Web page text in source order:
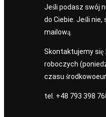
Jeśli podasz swój
do Ciebie. Jeśli
mailową.
Skontaktujemy się
roboczych
czasu
tel. +48 793 398